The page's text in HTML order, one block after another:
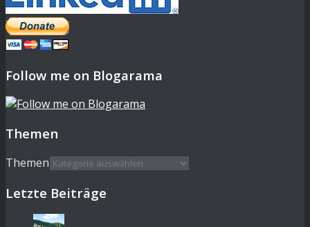
Follow me on Blogarama
Themen
Themen
Letzte Beiträge